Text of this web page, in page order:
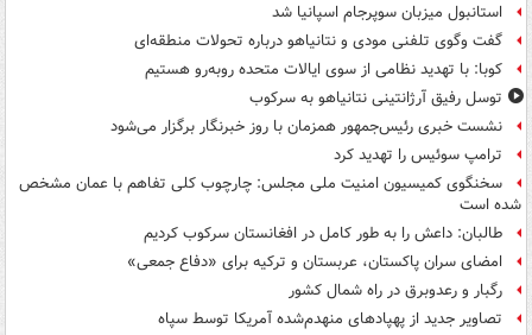
استانبول میزبان سوپرجام اسپانیا شد
گفت وگوی تلفنی مودی و نتانیاهو درباره تحولات منطقه‌ای
کوبا: با تهدید نظامی از سوی ایالات متحده روبه‌رو هستیم
توسل رفیق آرژانتینی نتانیاهو به سرکوب
نشست خبری رئیس‌جمهور همزمان با روز خبرنگار برگزار می‌شود
ترامپ سوئیس را تهدید کرد
سخنگوی کمیسیون امنیت ملی مجلس: چارچوب کلی تفاهم با عمان مشخص
شده است
طالبان: داعش را به طور کامل در افغانستان سرکوب کردیم
امضای سران پاکستان، عربستان و ترکیه برای «دفاع جمعی»
رگبار و رعدوبرق در راه شمال کشور
تصاویر جدید از پهپادهای منهدم‌شده آمریکا توسط سپاه